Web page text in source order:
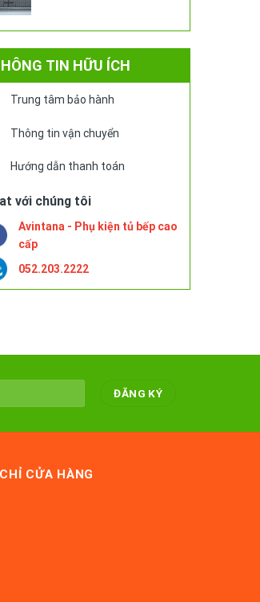
TIN HỮU ÍCH
Trung tâm bảo hành
Thông tin vận chuyển
Hướng dẫn thanh toán
với chúng tôi
Avintana - Phụ kiện tủ bếp cao
cấp
052.203.2222
CỬA HÀNG